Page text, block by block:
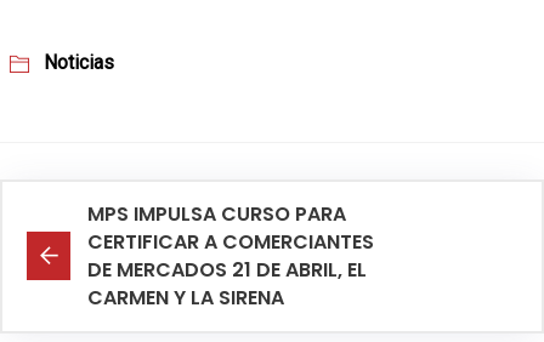
Noticias
MPS IMPULSA CURSO PARA
CERTIFICAR A COMERCIANTES
DE MERCADOS 21 DE ABRIL, EL
CARMEN Y LA SIRENA